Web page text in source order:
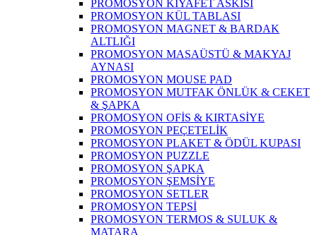
PROMOSYON KIYAFET ASKISI
PROMOSYON KÜL TABLASI
PROMOSYON MAGNET & BARDAK
ALTLIĞI
PROMOSYON MASAÜSTÜ & MAKYAJ
AYNASI
PROMOSYON MOUSE PAD
PROMOSYON MUTFAK ÖNLÜK & CEKET
& ŞAPKA
PROMOSYON OFİS & KIRTASİYE
PROMOSYON PEÇETELİK
PROMOSYON PLAKET & ÖDÜL KUPASI
PROMOSYON PUZZLE
PROMOSYON ŞAPKA
PROMOSYON ŞEMSİYE
PROMOSYON SETLER
PROMOSYON TEPSİ
PROMOSYON TERMOS & SULUK &
MATARA